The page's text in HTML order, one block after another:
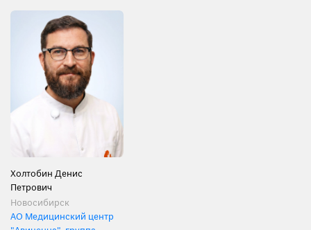
Холтобин Денис
Петрович
Новосибирск
АО Медицинский центр